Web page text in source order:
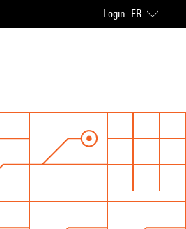
Login FR